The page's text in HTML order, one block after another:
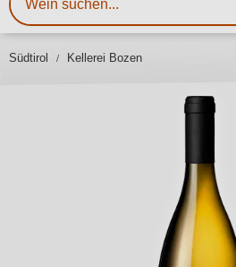
Südtirol Kellerei Bozen
Beschreiben Sie,
Sie suchen – ob nach